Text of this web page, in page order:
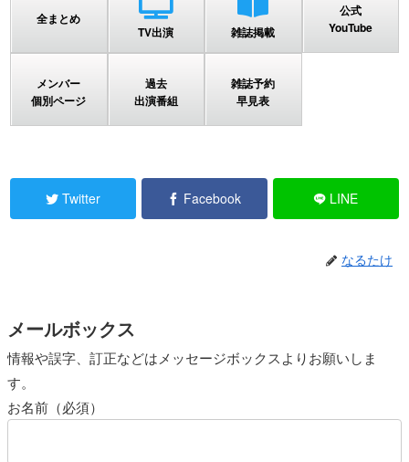
全まとめ
TV出演
雑誌掲載
公式
YouTube
メンバー
個別ページ
過去
出演番組
雑誌予約
早見表
Twitter Facebook LINE
なるたけ
メールボックス
情報や誤字、訂正などはメッセージボックスよりお願いしま
す。
お名前（必須）